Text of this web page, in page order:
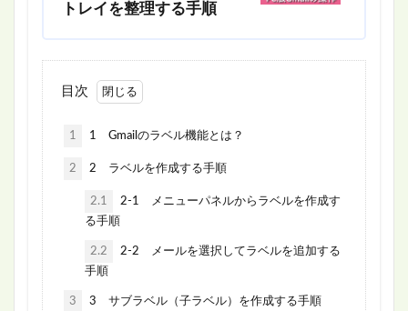
トレイを整理する手順
目次
1 1 Gmailのラベル機能とは？
2 2 ラベルを作成する手順
2.1
2-1 メニューパネルからラベルを作成す
る手順
2.2
2-2 メールを選択してラベルを追加する
手順
3 3 サブラベル（子ラベル）を作成する手順